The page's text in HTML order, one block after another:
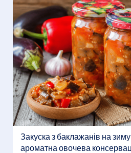
Закуска з баклажанів на
ароматна овочева